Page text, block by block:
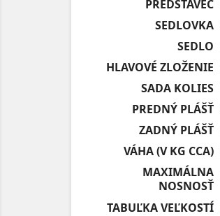
PREDSTAVEC
SEDLOVKA
SEDLO
HLAVOVÉ ZLOŽENIE
SADA KOLIES
PREDNÝ PLÁŠŤ
ZADNÝ PLÁŠŤ
VÁHA (V KG CCA)
MAXIMÁLNA
NOSNOSŤ
TABUĽKA VEĽKOSTÍ